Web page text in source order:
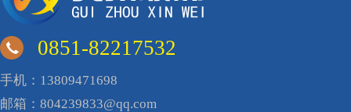
0851-82217532
手机：13809471698
邮箱：804239833@qq.com